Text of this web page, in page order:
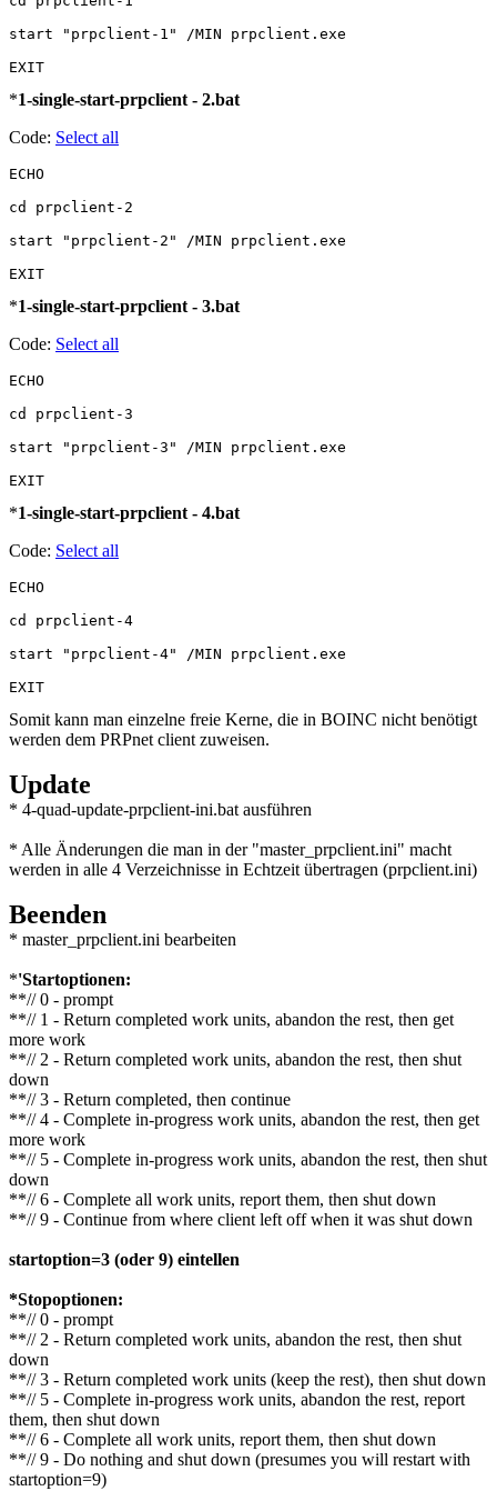
start "prpclient-1" /MIN prpclient.exe
EXIT
*1-single-start-prpclient - 2.bat
Code: Select all
ECHO
cd prpclient-2
start "prpclient-2" /MIN prpclient.exe
EXIT
*1-single-start-prpclient - 3.bat
Code: Select all
ECHO
cd prpclient-3
start "prpclient-3" /MIN prpclient.exe
EXIT
*1-single-start-prpclient - 4.bat
Code: Select all
ECHO
cd prpclient-4
start "prpclient-4" /MIN prpclient.exe
EXIT
Somit kann man einzelne freie Kerne, die in BOINC nicht benötigt
werden dem PRPnet client zuweisen.
Update
* 4-quad-update-prpclient-ini.bat ausführen
* Alle Änderungen die man in der "master_prpclient.ini" macht
werden in alle 4 Verzeichnisse in Echtzeit übertragen (prpclient.ini)
Beenden
* master_prpclient.ini bearbeiten
*'Startoptionen:
**// 0 - prompt
**// 1 - Return completed work units, abandon the rest, then get
more work
**// 2 - Return completed work units, abandon the rest, then shut
down
**// 3 - Return completed, then continue
**// 4 - Complete in-progress work units, abandon the rest, then get
more work
**// 5 - Complete in-progress work units, abandon the rest, then shut
down
**// 6 - Complete all work units, report them, then shut down
**// 9 - Continue from where client left off when it was shut down
startoption=3 (oder 9) eintellen
*Stopoptionen:
**// 0 - prompt
**// 2 - Return completed work units, abandon the rest, then shut
down
**// 3 - Return completed work units (keep the rest), then shut down
**// 5 - Complete in-progress work units, abandon the rest, report
them, then shut down
**// 6 - Complete all work units, report them, then shut down
**// 9 - Do nothing and shut down (presumes you will restart with
startoption=9)